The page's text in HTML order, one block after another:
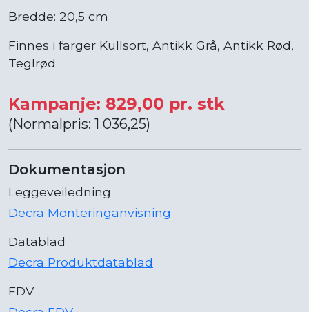
Bredde: 20,5 cm
Finnes i farger Kullsort, Antikk Grå, Antikk Rød,
Teglrød
Kampanje: 829,00 pr. stk
(Normalpris: 1 036,25)
Dokumentasjon
Leggeveiledning
Decra Monteringanvisning
Datablad
Decra Produktdatablad
FDV